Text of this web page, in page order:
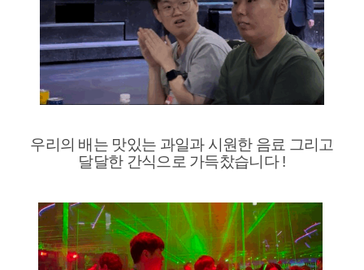
우리의 배는 맛있는 과일과 시원한 음료 그리고
달달한 간식으로 가득찼습니다 !